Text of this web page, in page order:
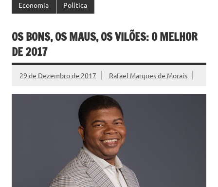
Economia Política
OS BONS, OS MAUS, OS VILÕES: O MELHOR
DE 2017
29 de Dezembro de 2017 Rafael Marques de Morais